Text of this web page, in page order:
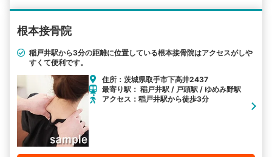
根本接骨院
稲戸井駅から3分の距離に位置している根本接骨院はアクセスがしや
すくて便利です。
住所：茨城県取手市下高井2437
最寄り駅： 稲戸井駅 / 戸頭駅 / ゆめみ野駅
アクセス：稲戸井駅から徒歩3分